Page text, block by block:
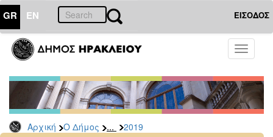
GR EN ΕΙΣΟΔΟΣ
Toggle
Αρχική Ο Δήμος ... 2019
ΔΗΜΟΣ
Διακηρύξεις
Δημοπρασίες
Αρχείο